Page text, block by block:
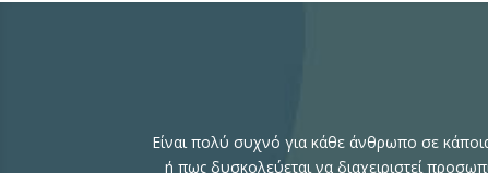
Είναι πολύ συχνό για κάθε άνθρωπο σε
ή πως δυσκολεύεται να διαχειριστεί